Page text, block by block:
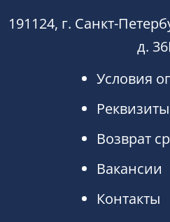
191124, г. Санкт-
д.
Условия
Реквизиты
Возврат
Вакансии
Контакты